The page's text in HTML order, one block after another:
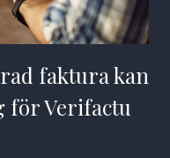
faktura kan
för Verifactu